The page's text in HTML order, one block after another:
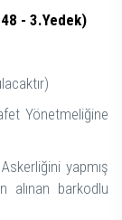
- 3.Yedek)
Yönetmeliğine
yapmış
alınan barkodlu